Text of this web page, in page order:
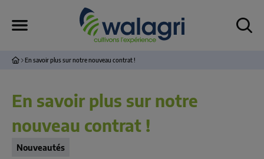
En savoir plus sur notre nouveau contrat !
En savoir plus sur notre
nouveau contrat !
Nouveautés